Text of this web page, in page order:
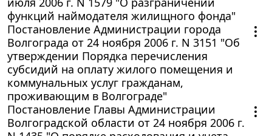
функций наймодателя жилищного фонда"
Постановление Администрации города
Волгограда от 24 ноября 2006 г. N 3151 "Об
утверждении Порядка перечисления
субсидий на оплату жилого помещения и
коммунальных услуг гражданам,
проживающим в Волгограде"
Постановление Главы Администрации
Волгоградской области от 24 ноября 2006 г.